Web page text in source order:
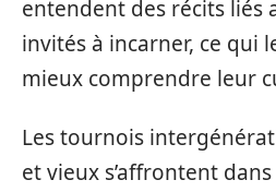
entendent des récits liés
invités à incarner, ce qui
mieux comprendre leur
Les tournois
et vieux s’affrontent